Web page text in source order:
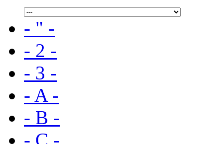
- " -
- 2 -
- 3 -
- A -
- B -